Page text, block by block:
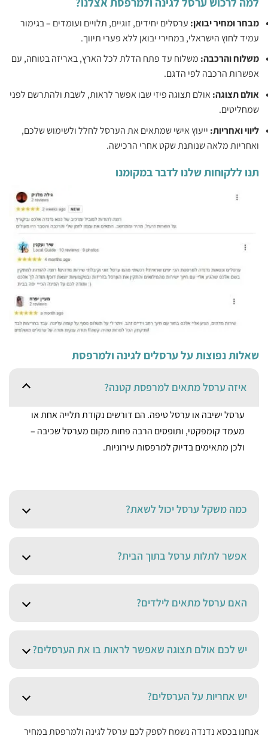
‏מבחר ומחיר יבואן: ‏ ‏ערסלים יחידים, זוגיים, תלויים ועומדים – בגימור
עמיד לחוץ הישראלי, במחירי יבואן ללא פערי תיווך.‏
‏משלוח והרכבה: ‏ ‏משלוח עד פתח הדלת לכל הארץ, באריזה בטוחה, עם
אפשרות הרכבה לפי הדגם.‏
‏אולם תצוגה: ‏ ‏אולם תצוגה פיזי שבו אפשר לראות, לשבת ולהתרשם לפני
שמחליטים.‏
‏ליווי ואחריות: ‏ ‏ייעוץ אישי שמתאים את הערסל לחלל ולשימוש שלכם,
ואחריות מלאה שנותנת שקט אחרי הרכישה.‏
תנו ללקוחות שלנו לדבר במקומנו
שאלות נפוצות על ערסלים לגינה ולמרפסת
איזה ערסל מתאים למרפסת קטנה?‏
‏ערסל ישיבה או ערסל טיפה. הם דורשים נקודת תלייה אחת או
מעמד קומפקטי, ותופסים הרבה פחות מקום מערסל שכיבה –
ולכן מתאימים בדיוק למרפסות עירוניות.‏
‏כמה משקל ערסל יכול לשאת?‏
‏אפשר לתלות ערסל בתוך הבית?‏
האם ערסל מתאים לילדים?‏
יש לכם אולם תצוגה שאפשר לראות בו את הערסלים?‏
יש אחריות על הערסלים?‏
אנחנו בכסא נדנדה נשמח לספק לכם ערסל לגינה ולמרפסת במחיר